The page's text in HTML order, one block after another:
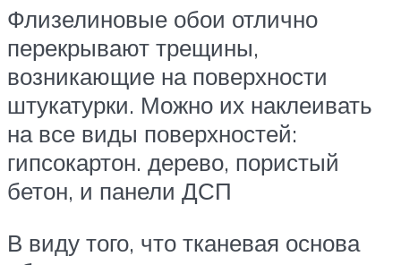
Флизелиновые обои отлично
перекрывают трещины,
возникающие на поверхности
штукатурки. Можно их наклеивать
на все виды поверхностей:
гипсокартон. дерево, пористый
бетон, и панели ДСП
В виду того, что тканевая основа